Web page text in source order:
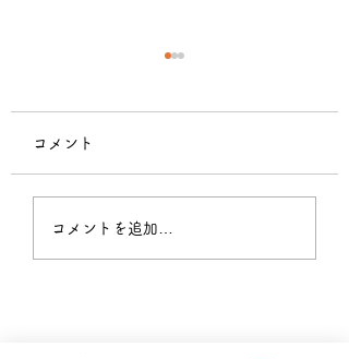
教会暦 イースター礼
拝のお知らせ
コメント
コメントを追加…